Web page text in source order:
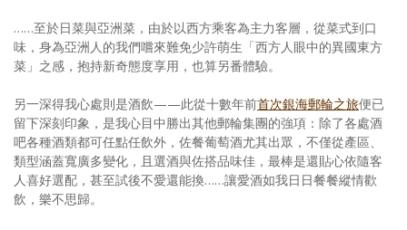
……至於日菜與亞洲菜，由於以西方乘客為主力客層，從菜式到口
味，身為亞洲人的我們嚐來難免少許萌生「西方人眼中的異國東方
菜」之感，抱持新奇態度享用，也算另番體驗。
另一深得我心處則是酒飲——此從十數年前首次銀海郵輪之旅便已
留下深刻印象，是我心目中勝出其他郵輪集團的強項：除了各處酒
吧各種酒類都可任點任飲外，佐餐葡萄酒尤其出眾，不僅從產區、
類型涵蓋寬廣多變化，且選酒與佐搭品味佳，最棒是還貼心依隨客
人喜好選配，甚至試後不愛還能換……讓愛酒如我日日餐餐縱情歡
飲，樂不思歸。